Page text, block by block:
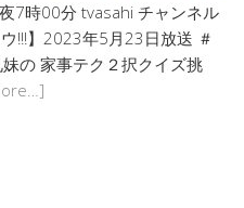
7時00分 tvasahi チャンネル
!!!】2023年5月23日放送 ＃
の 家事テク２択クイズ挑